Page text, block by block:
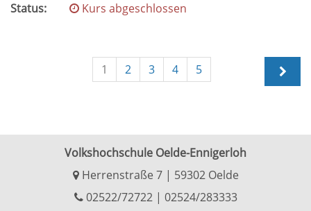
Status:
Kurs abgeschlossen
1 2 3 4 5
Volkshochschule Oelde-Ennigerloh
Herrenstraße 7 | 59302 Oelde
02522/72722| 02524/283333